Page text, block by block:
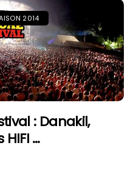
2014
: Danakil,
…